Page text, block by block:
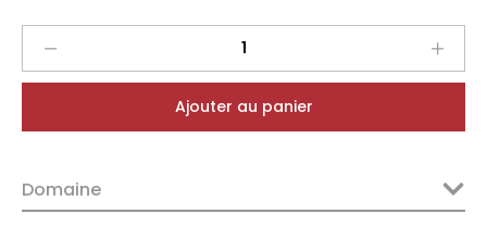
Grès
de
Galets
Dorés
Ajouter au panier
Domaine